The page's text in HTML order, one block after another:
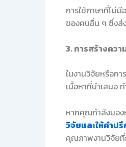
การใช้ภาษาที่ไม่
ของคนอื่น ๆ ซึ่ง
3. การสร้างควา
ในงานวิจัยหรือก
เนื้อหาที่นำเสนอ
หากคุณกำลังมอง
วิจัยและให้คำป
คุณภาพงานวิจัยที่